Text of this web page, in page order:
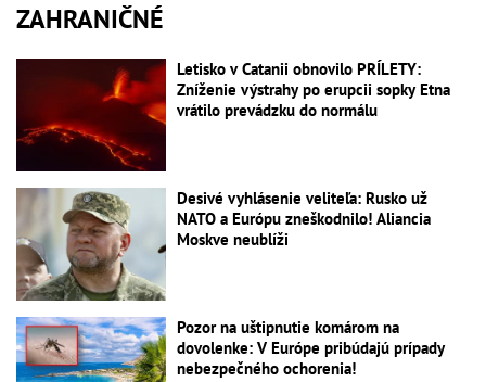
ZAHRANIČNÉ
Letisko v Catanii obnovilo PRÍLETY:
Zníženie výstrahy po erupcii sopky Etna
vrátilo prevádzku do normálu
Desivé vyhlásenie veliteľa: Rusko už
NATO a Európu zneškodnilo! Aliancia
Moskve neublíži
Pozor na uštipnutie komárom na
dovolenke: V Európe pribúdajú prípady
nebezpečného ochorenia!